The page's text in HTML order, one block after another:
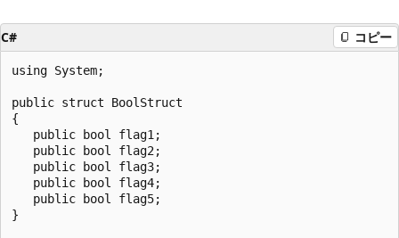
C# コピー
using System;
public struct BoolStruct
{
   public bool flag1;
   public bool flag2;
   public bool flag3;
   public bool flag4;
   public bool flag5;
}